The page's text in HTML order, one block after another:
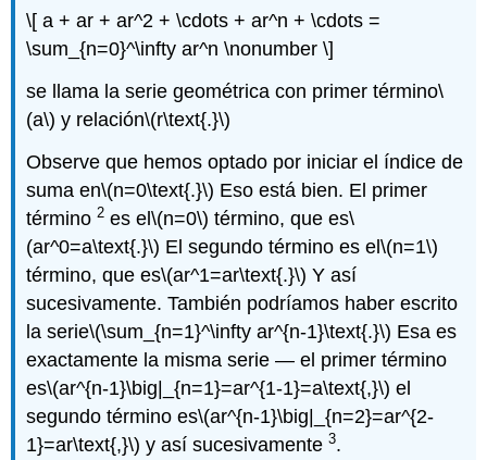
\[ a + ar + ar^2 + \cdots + ar^n + \cdots =
\sum_{n=0}^\infty ar^n \nonumber \]
se llama la serie geométrica con primer término\
(a\) y relación\(r\text{.}\)
Observe que hemos optado por iniciar el índice de
suma en\(n=0\text{.}\) Eso está bien. El primer
término2 es el\(n=0\) término, que es\
(ar^0=a\text{.}\) El segundo término es el\(n=1\)
término, que es\(ar^1=ar\text{.}\) Y así
sucesivamente. También podríamos haber escrito
la serie\(\sum_{n=1}^\infty ar^{n-1}\text{.}\) Esa es
exactamente la misma serie — el primer término
es\(ar^{n-1}\big|_{n=1}=ar^{1-1}=a\text{,}\) el
segundo término es\(ar^{n-1}\big|_{n=2}=ar^{2-
1}=ar\text{,}\) y así sucesivamente3.